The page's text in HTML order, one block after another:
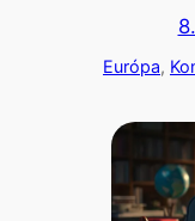
Európa,